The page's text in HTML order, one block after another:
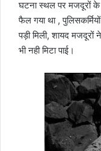
घटना स्थल पर मजदूरों के
फैल गया था ,
पड़ी मिली, शायद मजदूरों
भी नही मिटा पाई।